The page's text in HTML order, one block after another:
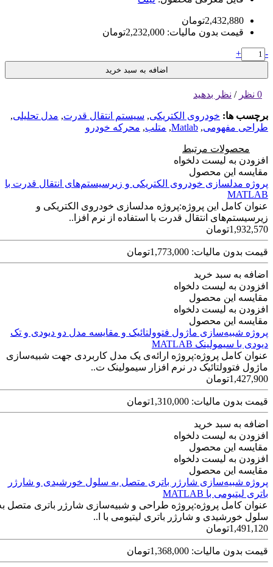
2,432,880تومان
قیمت بدون مالیات: 2,232,000تومان
-
+
اضافه به سبد خرید
0 نظر / نظر بدهید
برچسب ها: خودروی الکتریکی, سیستم انتقال قدرت, مدل تحلیلی,
طراحی مفهومی,
Matlab
, متلب, محرکه خودرو
محصولات مرتبط
افزودن به لیست دلخواه
مقایسه این محصول
پروژه مدلسازی خودروی الکتریکی و زیرسیستم‌های انتقال قدرت با
MATLAB
عنوان کامل این پروژه:پروژه مدلسازی خودروی الکتریکی و
زیرسیستم‌های انتقال قدرت با استفاده از نرم افزا..
1,932,570تومان
قیمت بدون مالیات: 1,773,000تومان
اضافه به سبد خرید
افزودن به لیست دلخواه
مقایسه این محصول
افزودن به لیست دلخواه
مقایسه این محصول
پروژه شبیه‌سازی ماژول فتوولتائیک و مقایسه مدل دو دیودی و تک
دیودی با‌ سیمولینک MATLAB
عنوان کامل پروژه:پروژه ارائه‌ی یک مدل کاربردی جهت شبیه‌سازی
ماژول فتوولتائیک در نرم افزار سیمولینک ت..
1,427,900تومان
قیمت بدون مالیات: 1,310,000تومان
اضافه به سبد خرید
افزودن به لیست دلخواه
مقایسه این محصول
افزودن به لیست دلخواه
مقایسه این محصول
پروژه شبیه‌سازی شارژر باتری متصل به سلول خورشیدی و شارژر
باتری لیتیومی با MATLAB
عنوان کامل پروژه:پروژه طراحی و شبیه‌سازی شارژر باتری متصل
سلول خورشیدی و شارژر باتری لیتیومی با ا..
1,491,120تومان
قیمت بدون مالیات: 1,368,000تومان